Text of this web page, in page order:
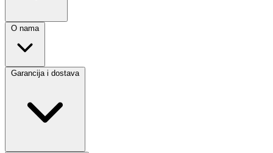
O nama
Garancija i dostava